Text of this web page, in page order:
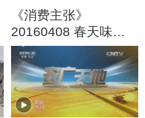
《消费主张》
20160408 春天味道
多美好